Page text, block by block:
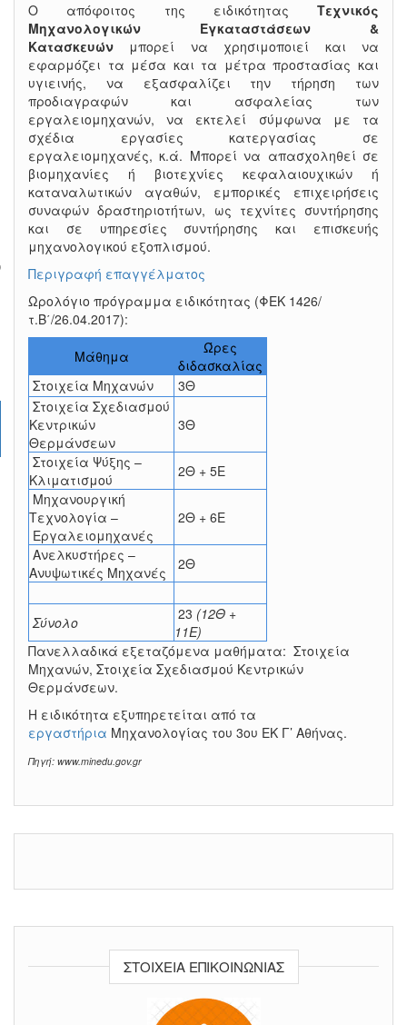
Ο απόφοιτος της ειδικότητας Τεχνικός
Μηχανολογικών Εγκαταστάσεων &
Κατασκευών μπορεί να χρησιμοποιεί και να
εφαρμόζει τα μέσα και τα μέτρα προστασίας και
υγιεινής, να εξασφαλίζει την τήρηση των
προδιαγραφών και ασφαλείας των
εργαλειομηχανών, να εκτελεί σύμφωνα με τα
σχέδια εργασίες κατεργασίας σε
εργαλειομηχανές, κ.ά. Μπορεί να απασχοληθεί σε
βιομηχανίες ή βιοτεχνίες κεφαλαιουχικών ή
καταναλωτικών αγαθών, εμπορικές επιχειρήσεις
συναφών δραστηριοτήτων, ως τεχνίτες συντήρησης
και σε υπηρεσίες συντήρησης και επισκευής
μηχανολογικού εξοπλισμού.
Περιγραφή επαγγέλματος
Ωρολόγιο πρόγραμμα ειδικότητας (ΦΕΚ 1426/
τ.Β΄/26.04.2017):
Μάθημα
Ώρες
διδασκαλίας
Στοιχεία Μηχανών
3Θ
Στοιχεία Σχεδιασμού
Κεντρικών
Θερμάνσεων
3Θ
Στοιχεία Ψύξης –
Κλιματισμού
2Θ + 5Ε
Μηχανουργική
Τεχνολογία –
Εργαλειομηχανές
2Θ + 6Ε
Ανελκυστήρες –
Ανυψωτικές Μηχανές
2Θ
Σύνολο 23 (12Θ +
11Ε)
Πανελλαδικά εξεταζόμενα μαθήματα: Στοιχεία
Μηχανών, Στοιχεία Σχεδιασμού Κεντρικών
Θερμάνσεων.
Η ειδικότητα εξυπηρετείται από τα
εργαστήρια Μηχανολογίας του 3ου ΕΚ Γ’ Αθήνας.
Πηγή: www.minedu.gov.gr
ΣΤΟΙΧΕΊΑ ΕΠΙΚΟΙΝΩΝΊΑΣ